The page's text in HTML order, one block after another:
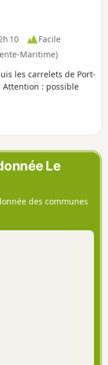
10
Facile
Maritime)
les carrelets de Port-
Attention : possible
Le
des communes